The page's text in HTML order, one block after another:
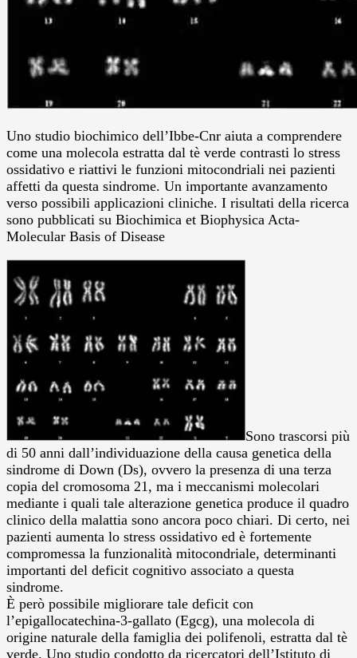
Uno studio biochimico dell’Ibbe-Cnr aiuta a comprendere
come una molecola estratta dal tè verde contrasti lo stress
ossidativo e riattivi le funzioni mitocondriali nei pazienti
affetti da questa sindrome. Un importante avanzamento
verso possibili applicazioni cliniche. I risultati della ricerca
sono pubblicati su Biochimica et Biophysica Acta-
Molecular Basis of Disease
Sono trascorsi più
di 50 anni dall’individuazione della causa genetica della
sindrome di Down (Ds), ovvero la presenza di una terza
copia del cromosoma 21, ma i meccanismi molecolari
mediante i quali tale alterazione genetica produce il quadro
clinico della malattia sono ancora poco chiari. Di certo, nei
pazienti aumenta lo stress ossidativo ed è fortemente
compromessa la funzionalità mitocondriale, determinanti
importanti del deficit cognitivo associato a questa
sindrome.
È però possibile migliorare tale deficit con
l’epigallocatechina-3-gallato (Egcg), una molecola di
origine naturale della famiglia dei polifenoli, estratta dal tè
verde. Uno studio condotto da ricercatori dell’Istituto di